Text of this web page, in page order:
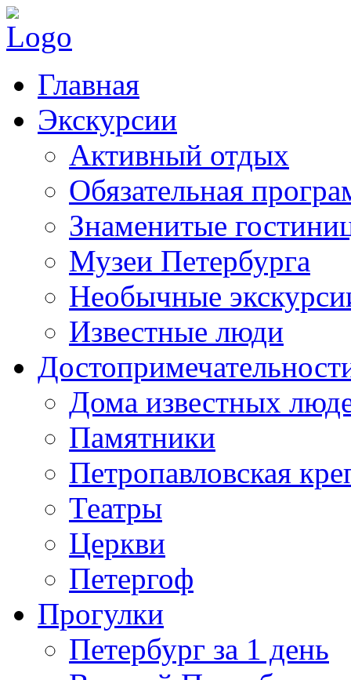
Главная
Экскурсии
Активный отдых
Обязательная
Знаменитые
Музеи Петербурга
Необычные
Известные люди
Дома известных
Памятники
Петропавловская
Театры
Церкви
Петергоф
Прогулки
Петербург за 1 день